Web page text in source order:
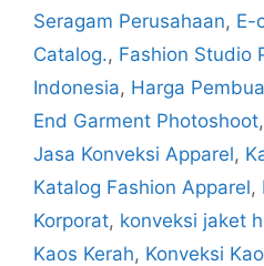
Seragam Perusahaan, E-
Catalog., Fashion Studio
Indonesia, Harga
End Garment Photoshoot,
Jasa Konveksi Apparel,
Katalog Fashion Apparel,
Korporat, konveksi jaket
Kaos Kerah, Konveksi